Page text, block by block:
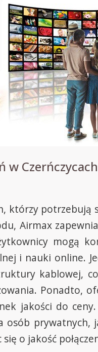
którzy
Airmax
mogą
i nauki online.
kablowej,
Ponadto,
jakości do
prywatnych,
o jakość